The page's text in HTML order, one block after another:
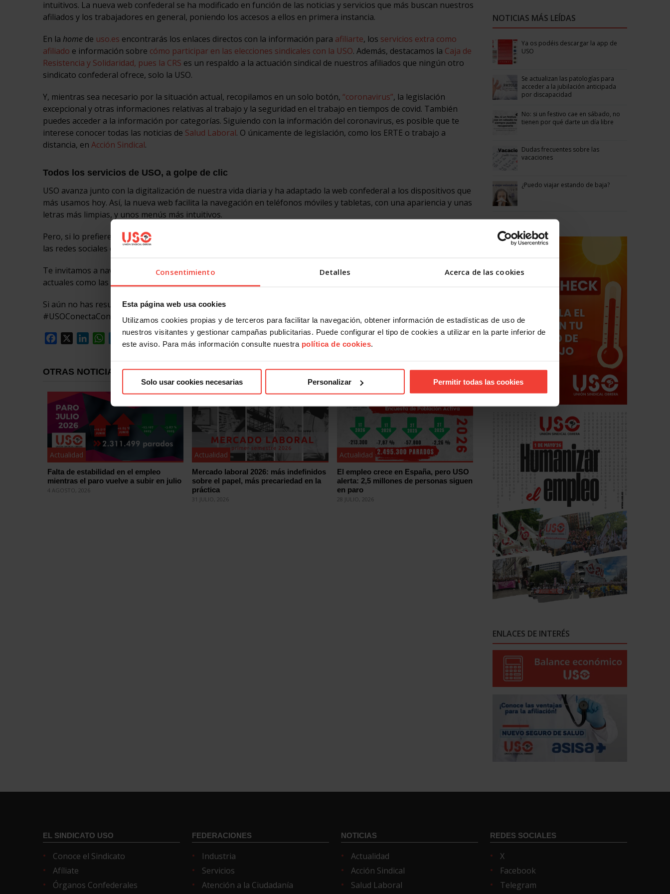
Consentimiento Detalles Acerca de las cookies
Esta página web usa cookies
Utilizamos cookies propias y de terceros para facilitar la navegación, obtener información de estadísticas de uso de
nuestros visitantes y gestionar campañas publicitarias. Puede configurar el tipo de cookies a utilizar en la parte inferior de
este aviso. Para más información consulte nuestra política de cookies.
Solo usar cookies necesarias Personalizar Permitir todas las cookies
intuitivos. La nueva web confederal se ha modificado en función de las noticias y servicios que más buscan nuestros
afiliados y los trabajadores en general, poniendo los accesos a ellos en primera instancia.
En la homede uso.es encontrarás los enlaces directos con la información para afiliarte, los servicios extra como
afiliado e información sobre cómo participar en las elecciones sindicales con la USO. Además, destacamos la Caja de
Resistencia y Solidaridad, pues la CRS es un respaldo a la actuación sindical de nuestros afiliados que ningún otro
sindicato confederal ofrece, solo la USO.
Y, mientras sea necesario por la situación actual, recopilamos en un solo botón, “coronavirus”, la legislación
excepcional y otras informaciones relativas al trabajo y la seguridad en el trabajo en tiempos de covid. También
puedes acceder a la información por categorías. Siguiendo con la información del coronavirus, es posible que te
interese conocer todas las noticias de Salud Laboral. O únicamente de legislación, como los ERTE o trabajo a
distancia, en Acción Sindical.
Todos los servicios de USO, a golpe de clic
USO avanza junto con la digitalización de nuestra vida diaria y ha adaptado la web confederal a los dispositivos que
más usamos hoy. Así, la nueva web facilita la navegación en teléfonos móviles y tabletas, con una apariencia y unas
letras más limpias, y unos menús más intuitivos.
Pero, si lo prefieres, para tu móvil puedes descargarte desde nuestra
las redes sociales o elcanal de USO en Telegram
Te invitamos a navegar por la web y a conocer la USO. Y a que busques entre nuestras noticias, tanto las más
actuales como las que hemos ido publicando en los últimos meses, la solución a tu problema laboral.
Si aún no has resuelto tus dudas, no dudes encontactar con el sindicato USO
#USOConectaContigo.
Facebook
LinkedInWhatsApp
Telegram
EmailCompartir
OTRAS NOTICIAS
Actualidad
Falta de estabilidad en el empleo
mientras el paro vuelve a subir en julio
4 AGOSTO, 2026
Actualidad
Mercado laboral 2026: más indefinidos
sobre el papel, más precariedad en la
práctica
31 JULIO, 2026
Actualidad
El empleo crece en España, pero USO
alerta: 2,5 millones de personas siguen
en paro
28 JULIO, 2026
NOTICIAS MÁS LEÍDAS
Ya os podéis descargar la app de
USO
Se actualizan las patologías para
acceder a la jubilación anticipada
por discapacidad
No: si un festivo cae en sábado, no
tienen por qué darte un día libre
Dudas frecuentes sobre las
vacaciones
¿Puedo viajar estando de baja?
ENLACES DE INTERÉS
EL SINDICATO USO
Conoce el Sindicato
Afíliate
Órganos Confederales
FEDERACIONES
Industria
Servicios
Atención a la Ciudadanía
NOTICIAS
Actualidad
Acción Sindical
Salud Laboral
REDES SOCIALES
X
Facebook
Telegram